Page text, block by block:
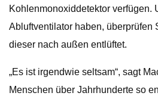
Kohlenmonoxiddetektor verfügen.
Abluftventilator haben, überprüfen
dieser nach außen entlüftet.
„Es ist irgendwie seltsam“, sagt
Menschen über Jahrhunderte so